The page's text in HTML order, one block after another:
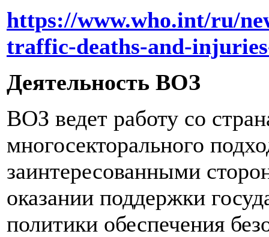
https://www.who.int/ru/
traffic-deaths-and-
Деятельность ВОЗ
ВОЗ ведет работу со
многосекторального
заинтересованными
оказании поддержки
политики обеспечения